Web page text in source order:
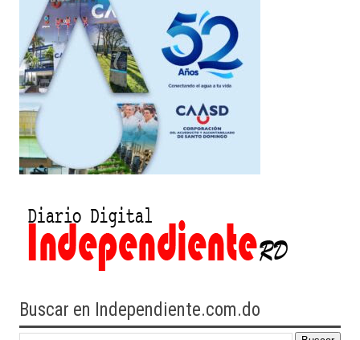
Buscar en Independiente.com.do